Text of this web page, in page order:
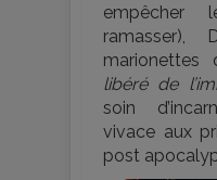
ramasser),
marionettes
libéré de
soin
vivace aux
post